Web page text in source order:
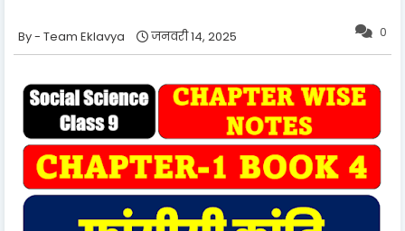
0
Team Eklavya जनवरी 14, 2025